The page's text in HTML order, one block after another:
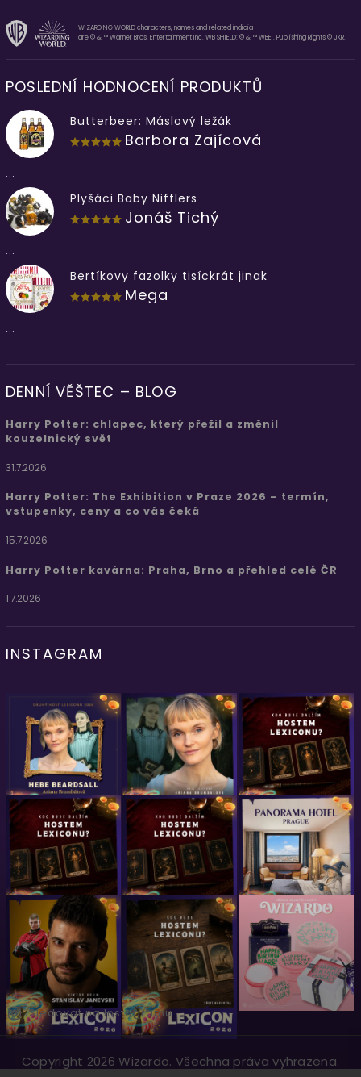
WIZARDING WORLD characters, names and related indicia
are © & ™ Warner Bros. Entertainment Inc. WB SHIELD: © & ™ WBEI. Publishing Rights © JKR.
POSLEDNÍ HODNOCENÍ PRODUKTŮ
Butterbeer: Máslový ležák
Barbora Zajícová
...
Plyšáci Baby Nifflers
Jonáš Tichý
...
Bertíkovy fazolky tisíckrát jinak
Mega
...
DENNÍ VĚŠTEC – BLOG
Harry Potter: chlapec, který přežil a změnil
kouzelnický svět
31.7.2026
Harry Potter: The Exhibition v Praze 2026 – termín,
vstupenky, ceny a co vás čeká
15.7.2026
Harry Potter kavárna: Praha, Brno a přehled celé ČR
1.7.2026
INSTAGRAM
Sledovat na Instagramu
Copyright 2026Wizardo. Všechna práva vyhrazena.